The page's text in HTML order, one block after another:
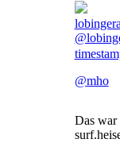
lobingera
@mho
Das war